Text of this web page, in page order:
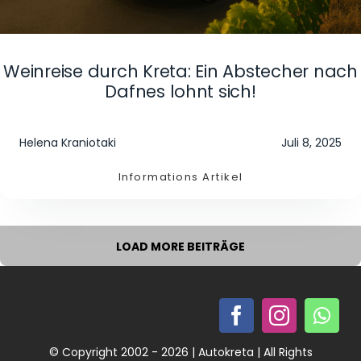
Weinreise durch Kreta: Ein Abstecher nach
Dafnes lohnt sich!
Helena Kraniotaki Juli 8, 2025
Informations Artikel
LOAD MORE BEITRÄGE
© Copyright 2002 - 2026 | Autokreta | All Rights